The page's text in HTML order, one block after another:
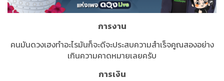
การงาน
คนมันดวงเฮงทำอะไรมันก็จะดีจะประสบความสำเร็จคูณสองอย่าง
เกินความคาดหมายเลยครับ
การเงิน